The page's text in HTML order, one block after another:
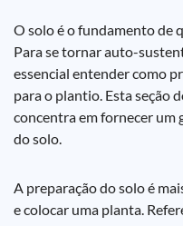
O solo é o fundamento de
Para se tornar auto-
essencial entender como
para o plantio. Esta seção
concentra em fornecer um
do solo.
A preparação do solo é
e colocar uma planta.